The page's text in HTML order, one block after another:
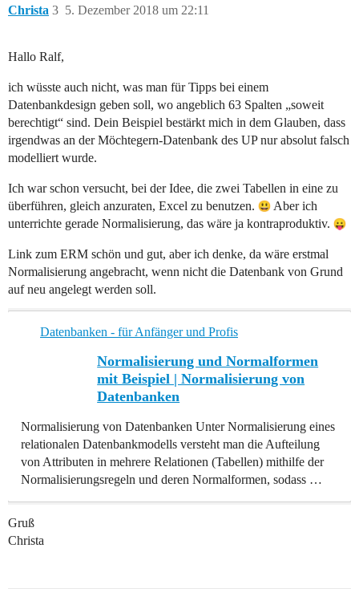
Christa 5. Dezember 2018 um 22:11
3
Hallo Ralf,
ich wüsste auch nicht, was man für Tipps bei einem
Datenbankdesign geben soll, wo angeblich 63 Spalten „soweit
berechtigt“ sind. Dein Beispiel bestärkt mich in dem Glauben, dass
irgendwas an der Möchtegern-Datenbank des UP nur absolut falsch
modelliert wurde.
Ich war schon versucht, bei der Idee, die zwei Tabellen in eine zu
überführen, gleich anzuraten, Excel zu benutzen.
Aber ich
unterrichte gerade Normalisierung, das wäre ja kontraproduktiv.
Link zum ERM schön und gut, aber ich denke, da wäre erstmal
Normalisierung angebracht, wenn nicht die Datenbank von Grund
auf neu angelegt werden soll.
Datenbanken - für Anfänger und Profis
Normalisierung und Normalformen
mit Beispiel | Normalisierung von
Datenbanken
Normalisierung von Datenbanken Unter Normalisierung eines
relationalen Datenbankmodells versteht man die Aufteilung
von Attributen in mehrere Relationen (Tabellen) mithilfe der
Normalisierungsregeln und deren Normalformen, sodass …
Gruß
Christa